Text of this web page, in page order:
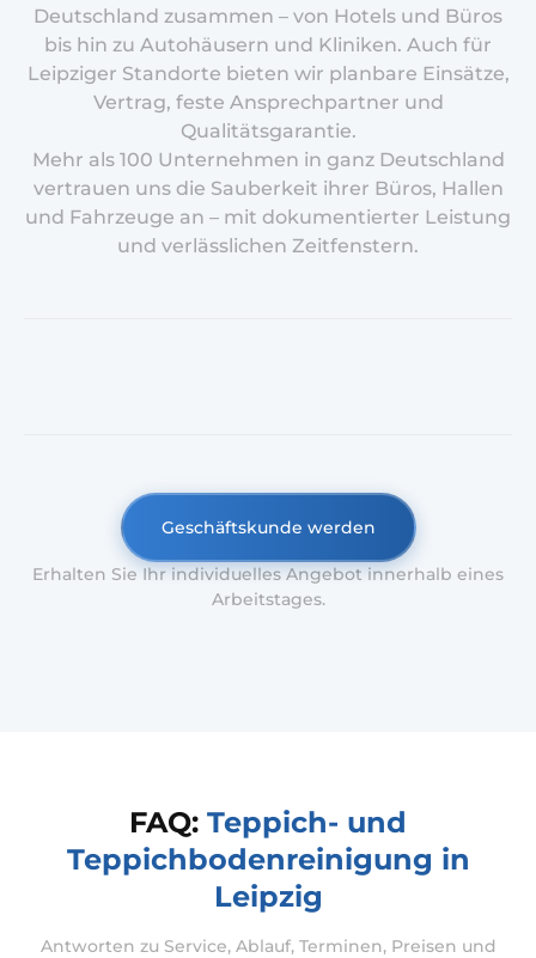
Deutschland zusammen – von Hotels und Büros
bis hin zu Autohäusern und Kliniken. Auch für
Leipziger Standorte bieten wir planbare Einsätze,
Vertrag, feste Ansprechpartner und
Qualitätsgarantie.
Mehr als 100 Unternehmen in ganz Deutschland
vertrauen uns die Sauberkeit ihrer Büros, Hallen
und Fahrzeuge an – mit dokumentierter Leistung
und verlässlichen Zeitfenstern.
Geschäftskunde werden
Erhalten Sie Ihr individuelles Angebot innerhalb eines
Arbeitstages.
FAQ: Teppich- und
Teppichbodenreinigung in
Leipzig
Antworten zu Service, Ablauf, Terminen, Preisen und